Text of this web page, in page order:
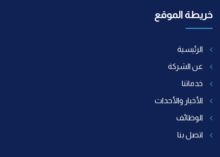
خريطة الموقع
الرئيسية
عن الشركة
خدماتنا
الأخبار والأحداث
الوظائف
اتصل بنا